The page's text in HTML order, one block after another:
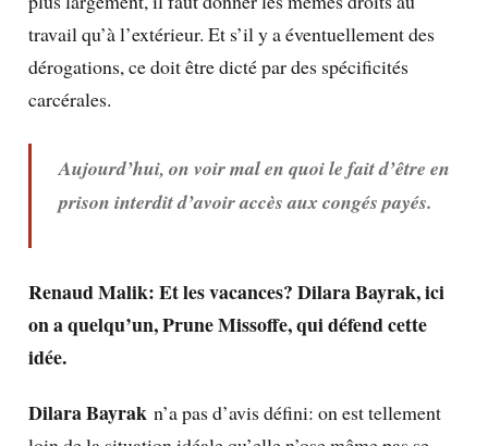
travail qu’à l’extérieur. Et s’il y a éventuellement des
dérogations, ce doit être dicté par des spécificités
carcérales.
Aujourd’hui, on voir mal en quoi le fait d’être en
prison interdit d’avoir accès aux congés payés.
Renaud Malik: Et les vacances? Dilara Bayrak, ici
on aquelqu’un,Prune Missoffe, qui défend cette
idée.
Dilara Bayrak n’a pas d’avis défini: on est tellement